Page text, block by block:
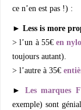
ce n’en est pas !) :
► Less is more
> l’un à 55€en
toujours autant).
> l’autre à 35€
► Les marques
exemple) sont